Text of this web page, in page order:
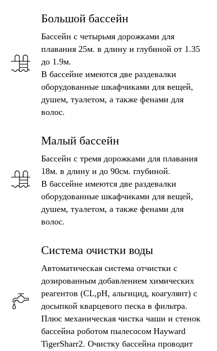
Большой бассейн
Бассейн с четырьмя дорожками для
плавания 25м. в длину и глубиной от 1.35
до 1.9м.
В бассейне имеются две раздевалки
оборудованные шкафчиками для вещей,
душем, туалетом, а также фенами для
волос.
Малый бассейн
Бассейн с тремя дорожками для плавания
18м. в длину и до 90см. глубиной.
В бассейне имеются две раздевалки
оборудованные шкафчиками для вещей,
душем, туалетом, а также фенами для
волос.
Система очистки воды
Автоматическая система отчистки с
дозированным добавлением химических
реагентов (CL,pH, альгицид, коагулянт) с
досыпкой кварцевого песка в фильтра.
Плюс механическая чистка чаши и стенок
бассейна роботом пылесосом Hayward
TigerSharr2. Очистку бассейна проводит